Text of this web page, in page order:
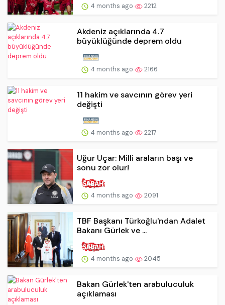
4 months ago 2212
Akdeniz açıklarında 4.7
büyüklüğünde deprem oldu
4 months ago 2166
11 hakim ve savcının görev yeri
değişti
4 months ago 2217
Uğur Uçar: Milli araların başı ve
sonu zor olur!
4 months ago 2091
TBF Başkanı Türkoğlu'ndan Adalet
Bakanı Gürlek ve ...
4 months ago 2045
Bakan Gürlek'ten arabuluculuk
açıklaması